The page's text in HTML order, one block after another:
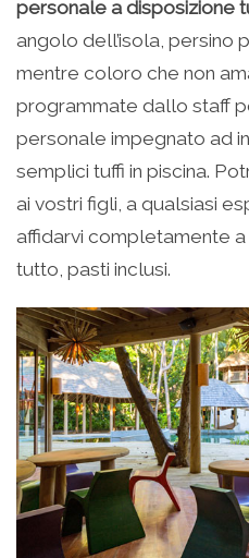
personale a disposizione
angolo dell’isola, persino
mentre coloro che non
programmate dallo staff
personale impegnato ad
semplici tuffi in piscina.
ai vostri figli, a qualsiasi
affidarvi completamente
tutto, pasti inclusi.